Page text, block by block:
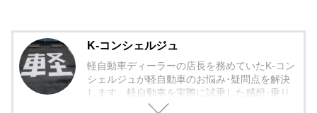
K-コンシェルジュ
軽自動車ディーラーの店長を務めていたK-コン
シェルジュが軽自動車のお悩み･疑問点を解決
します。軽自動車を実際に試乗した感想･乗り
心地から欠点まで包み隠さず紹介していきま